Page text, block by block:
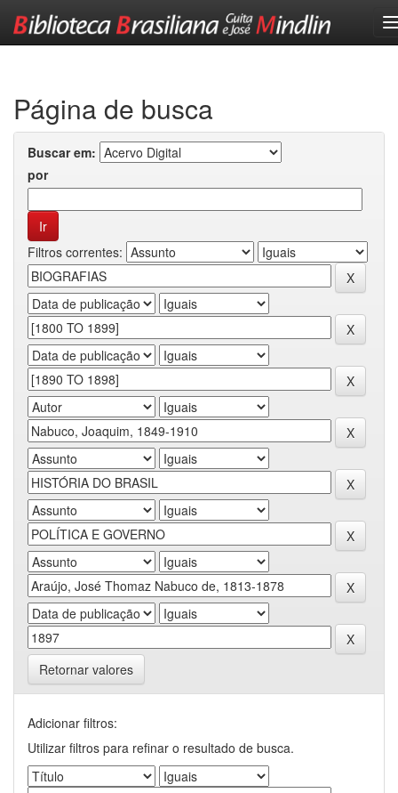
Página de busca
Buscar em:
por
Filtros correntes:
Retornar valores
Adicionar filtros:
Utilizar filtros para refinar o resultado de busca.